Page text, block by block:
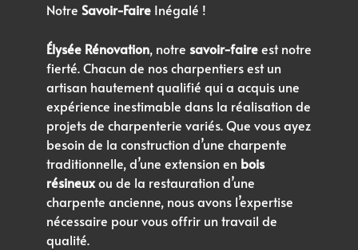
Notre Savoir-Faire Inégalé !
Élysée Rénovation, notre savoir-faireest notre
fierté. Chacun de nos charpentiers est un
artisan hautement qualifié qui a acquis une
expérience inestimable dans la réalisation de
projets de charpenterie variés. Que vous ayez
besoin de la construction d’une charpente
traditionnelle, d’une extension en bois
résineuxou de la restauration d’une
charpente ancienne, nous avons l’expertise
nécessaire pour vous offrir un travail de
qualité.